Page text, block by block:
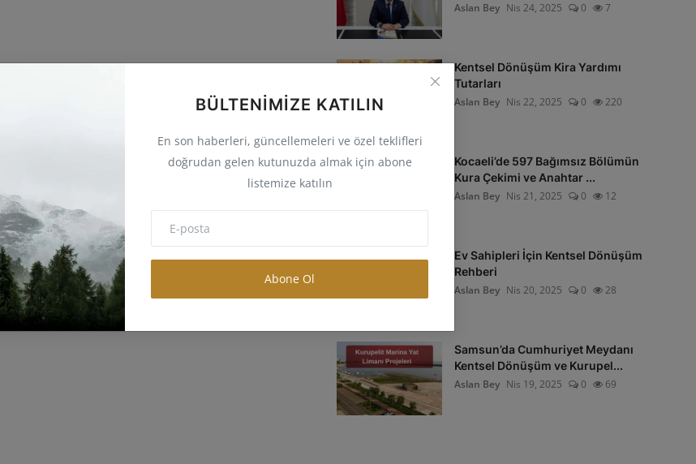
BÜLTENIMIZE KATILIN
En son haberleri, güncellemeleri ve özel teklifleri
doğrudan gelen kutunuzda almak için abone
listemize katılın
Abone Ol
Aslan Bey Nis 24, 2025 0 7
Kentsel Dönüşüm Kira Yardımı
Tutarları
Aslan Bey Nis 22, 2025 0 220
Kocaeli’de 597 Bağımsız Bölümün
Kura Çekimi ve Anahtar ...
Aslan Bey Nis 21, 2025 0 12
Ev Sahipleri İçin Kentsel Dönüşüm
Rehberi
Aslan Bey Nis 20, 2025 0 28
Samsun’da Cumhuriyet Meydanı
Kentsel Dönüşüm ve Kurupel...
Aslan Bey Nis 19, 2025 0 69